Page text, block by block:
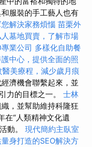
服裝的手工藝人也有
解決家務煩惱 苗栗外
墓地買賣，了解市場
業公司 多樣化自助餐
中心，提供全面的照
醫美療程，減少歲月痕
濟機會聯繫起來，並
力的目標之一。 士林
，並幫助維持科隆狂
在“人類精神文化遺
動。 現代簡約主臥室
身打造的SEO解決方